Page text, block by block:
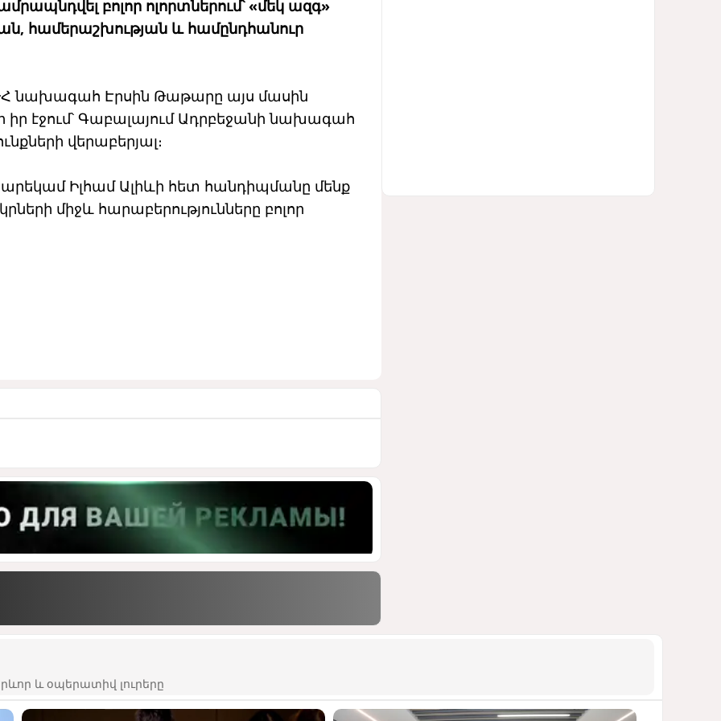
բոլոր ոլորտներում՝ «մեկ ազգ»
համերաշխության և համընդհանուր
նախագահ Էրսին Թաթարը այս մասին
էջում՝ Գաբալայում Ադրբեջանի նախագահ
վերաբերյալ։
Իլհամ Ալիևի հետ հանդիպմանը մենք
միջև հարաբերությունները բոլոր
և օպերատիվ լուրերը